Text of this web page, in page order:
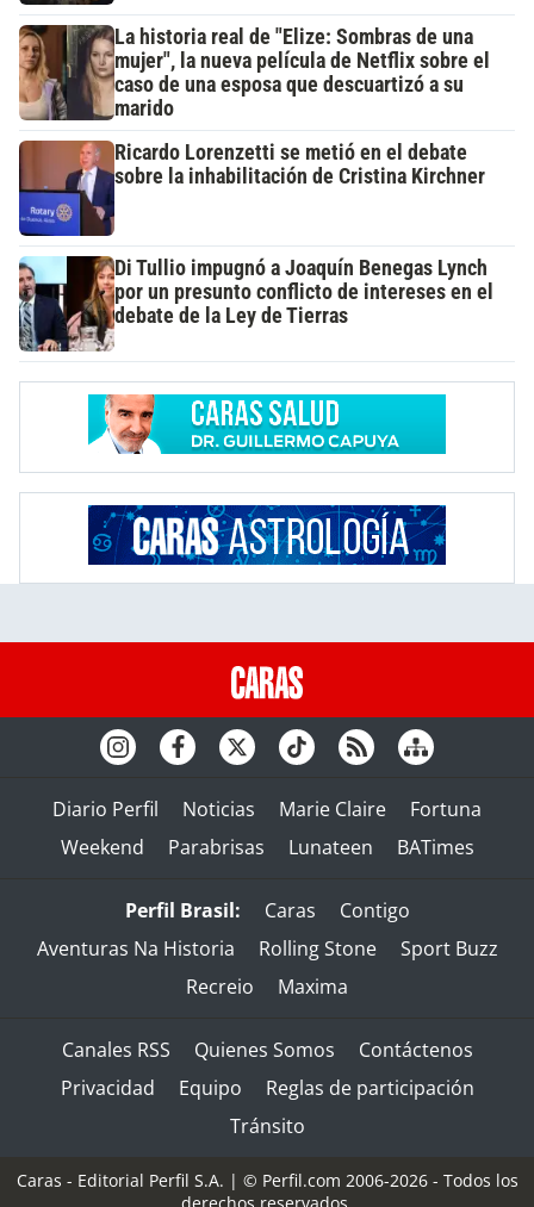
La historia real de "Elize: Sombras de una
mujer", la nueva película de Netflix sobre el
caso de una esposa que descuartizó a su
marido
Ricardo Lorenzetti se metió en el debate
sobre la inhabilitación de Cristina Kirchner
Di Tullio impugnó a Joaquín Benegas Lynch
por un presunto conflicto de intereses en el
debate de la Ley de Tierras
Diario Perfil Noticias Marie Claire
Fortuna
Weekend
Parabrisas Lunateen BATimes
Perfil Brasil: Caras
Contigo
Aventuras Na Historia
Rolling Stone
Sport Buzz
Recreio
Maxima
Canales RSS Quienes Somos
Contáctenos
Privacidad
Equipo
Reglas de participación
Tránsito
Caras - Editorial Perfil S.A. | © Perfil.com 2006-2026 - Todos los
derechos reservados.